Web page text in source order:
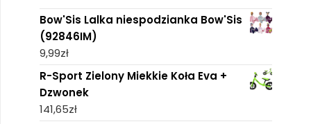
Bow'Sis Lalka niespodzianka Bow'Sis
(92846IM)
9,99zł
R-Sport Zielony Miekkie Koła Eva +
Dzwonek
141,65zł